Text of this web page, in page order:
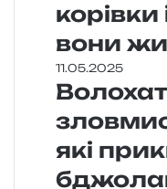
корівки
вони
11.05.2025
які